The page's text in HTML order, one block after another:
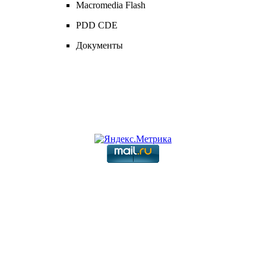
Macromedia Flash
PDD CDЕ
Документы